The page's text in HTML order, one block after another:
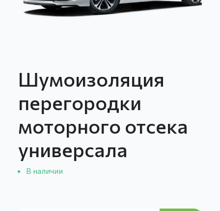
Шумоизоляция
перегородки
моторного отсека
универсала
В наличии